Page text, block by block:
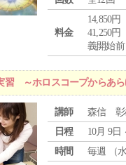
料金
14,850
41,250
義開始前
習 ～ホロスコープからあ
講師
森信 彰
日程
10月 9日
時間
毎週 （水